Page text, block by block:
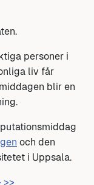
personer i
liv får
blir en
och den
i Uppsala.
>>